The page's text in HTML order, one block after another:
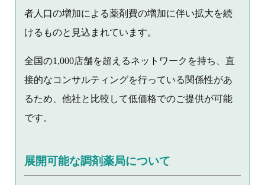
者人口の増加による薬剤費の増加に伴い拡大を続
けるものと見込まれています。
全国の1,000店舗を超えるネットワークを持ち、直
接的なコンサルティングを行っている関係性があ
るため、他社と比較して低価格でのご提供が可能
です。
展開可能な調剤薬局について